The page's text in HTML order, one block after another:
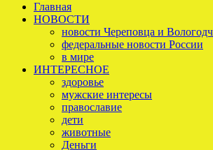
Главная
НОВОСТИ
новости Череповца и
федеральные новости России
в мире
ИНТЕРЕСНОЕ
здоровье
мужские интересы
православие
дети
животные
Деньги